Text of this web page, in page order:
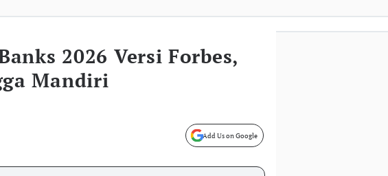
2026 Versi Forbes,
Mandiri
Add Us on Google